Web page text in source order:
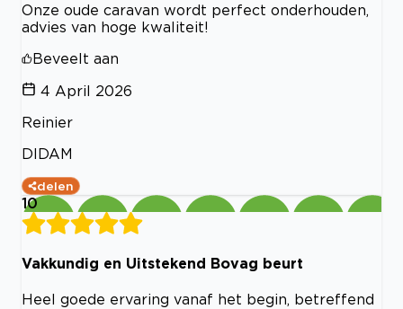
Onze oude caravan wordt perfect onderhouden,
advies van hoge kwaliteit!
Beveelt aan
4 April 2026
Reinier
DIDAM
delen
10
Vakkundig en Uitstekend Bovag beurt
Heel goede ervaring vanaf het begin, betreffend